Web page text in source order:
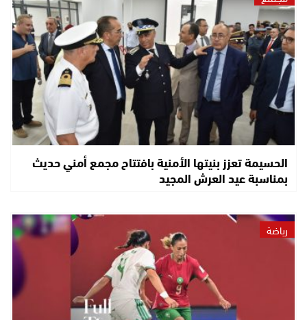
الحسيمة تعزز بنيتها الأمنية بافتتاح مجمع أمني حديث
بمناسبة عيد العرش المجيد
رياضة